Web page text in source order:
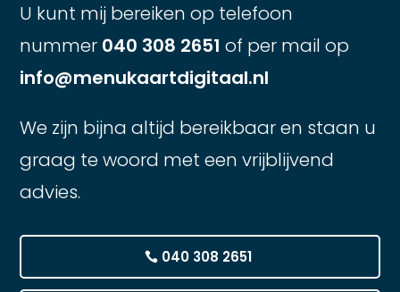
U kunt mij bereiken op telefoon
nummer 040 308 2651 of per mail op
info@menukaartdigitaal.nl
We zijn bijna altijd bereikbaar en staan u
graag te woord met een vrijblijvend
advies.
040 308 2651